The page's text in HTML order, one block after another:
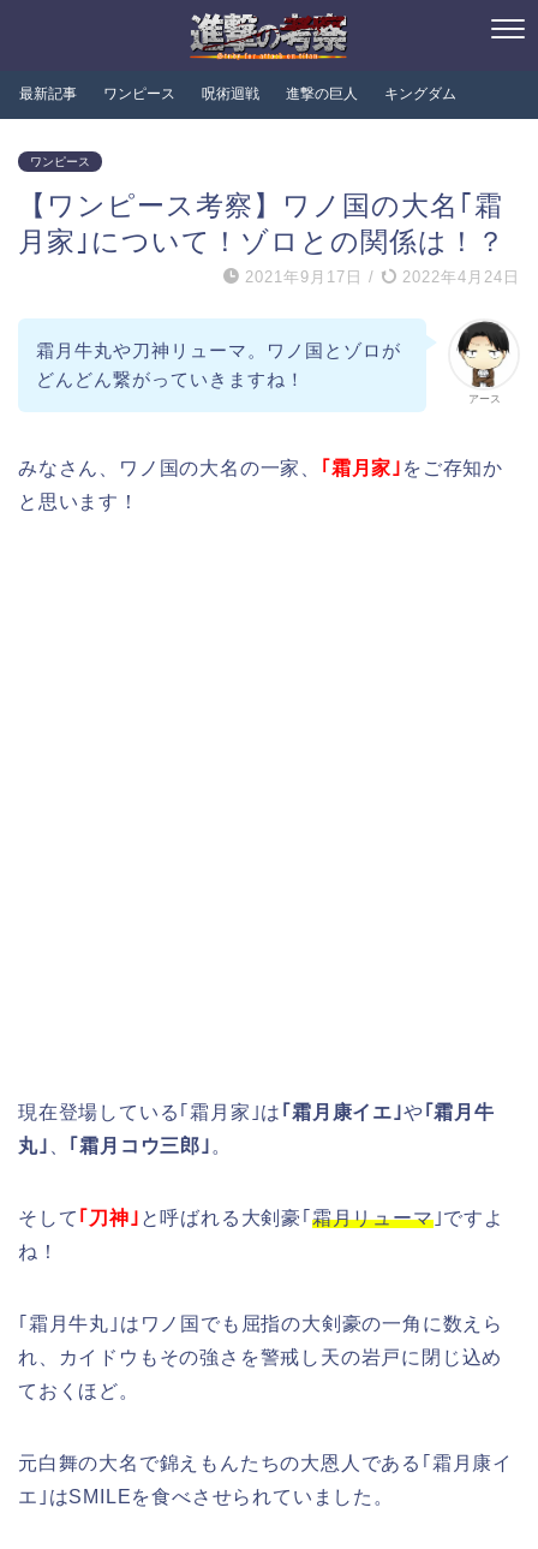
最新記事 ワンピース 呪術迴戦 進撃の巨人 キングダム
ワンピース
【ワンピース考察】ワノ国の大名｢霜
月家｣について！ゾロとの関係は！？
2021年9月17日 / 2022年4月24日
アース
霜月牛丸や刀神リューマ。ワノ国とゾロが
どんどん繋がっていきますね！
みなさん、ワノ国の大名の一家、 ｢霜月家｣ をご存知か
と思います！
現在登場している｢霜月家｣は ｢霜月康イエ｣や｢霜月牛
丸｣
｢霜月コウ三郎｣ 。
そして ｢刀神｣ と呼ばれる大剣豪｢ 霜月リューマ｣ですよ
ね！
｢霜月牛丸｣はワノ国でも屈指の大剣豪の一角に数えら
れ、カイドウもその強さを警戒し天の岩戸に閉じ込め
ておくほど。
元白舞の大名で錦えもんたちの大恩人である｢霜月康イ
エ｣はSMILEを食べさせられていました。